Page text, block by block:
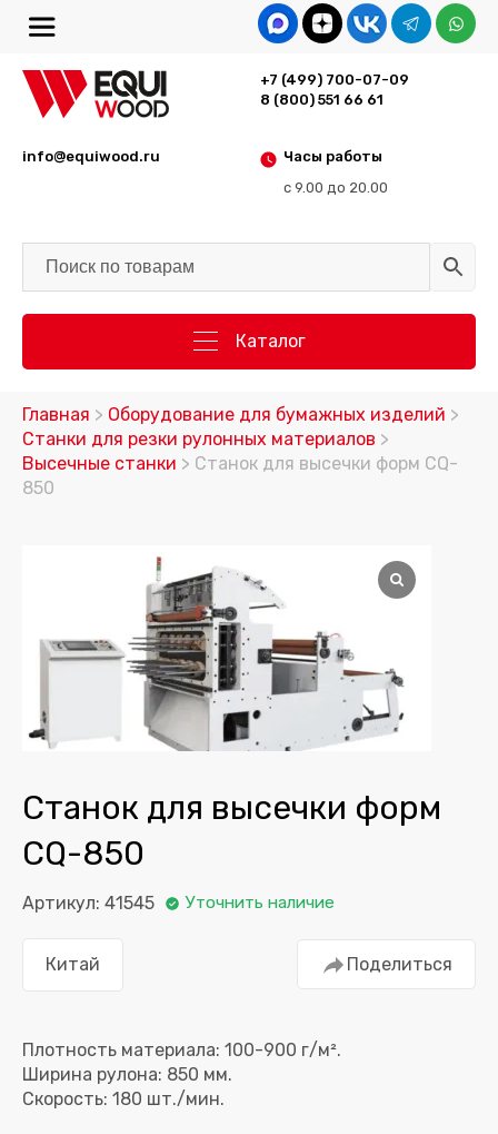
+7 (499) 700-07-09
8 (800) 551 66 61
Часы работы
с 9.00 до 20.00
info@equiwood.ru
Каталог
Главная > Оборудование для бумажных изделий >
Станки для резки рулонных материалов >
Высечные станки > Станок для высечки форм CQ-
850
Станок для высечки форм
CQ-850
Артикул: 41545 Уточнить наличие
Китай Поделиться
Плотность материала: 100-900 г/м².
Ширина рулона: 850 мм.